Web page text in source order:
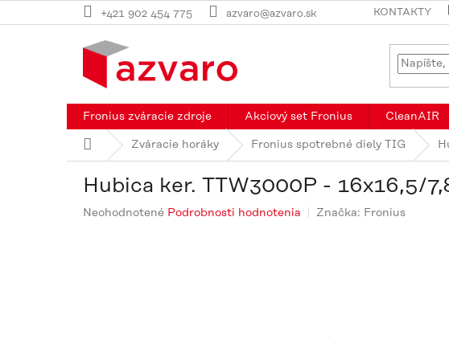
na
+421 902 454 775 azvaro@azvaro.sk KONTAKTY
Fronius zváracie zdroje Akciový set Fronius CleanAIR
DomovZváracie horáky Fronius spotrebné diely TIG
Hubica ker. TTW3000P - 16x16,5/
Priemerné
Neohodnotené Podrobnosti hodnotenia Značka: Fronius